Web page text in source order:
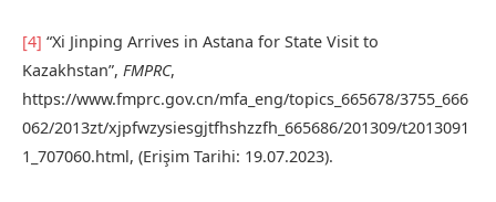
[4] “Xi Jinping Arrives in Astana for State Visit to
Kazakhstan”, FMPRC,
https://www.fmprc.gov.cn/mfa_eng/topics_665678/3755_666
062/2013zt/xjpfwzysiesgjtfhshzzfh_665686/201309/t2013091
1_707060.html, (Erişim Tarihi: 19.07.2023).